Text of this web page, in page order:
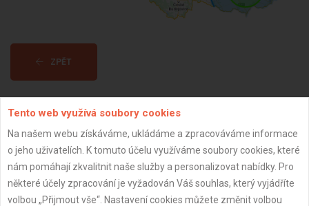
ZPĚT
Aktualizováno z portálu ARES dne 03.01.2024 15:15:07
Důležité informace
Tento web využívá soubory cookies
Na našem webu získáváme, ukládáme a zpracováváme informace
o jeho uživatelích. K tomuto účelu využíváme soubory cookies, které
nám pomáhají zkvalitnit naše služby a personalizovat nabídky. Pro
některé účely zpracování je vyžadován Váš souhlas, který vyjádříte
volbou „Přijmout vše“. Nastavení cookies můžete změnit volbou